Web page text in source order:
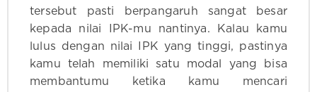
tersebut pasti berpangaruh sangat besar
kepada nilai IPK-mu nantinya. Kalau kamu
lulus dengan nilai IPK yang tinggi, pastinya
kamu telah memiliki satu modal yang bisa
membantumu ketika kamu mencari